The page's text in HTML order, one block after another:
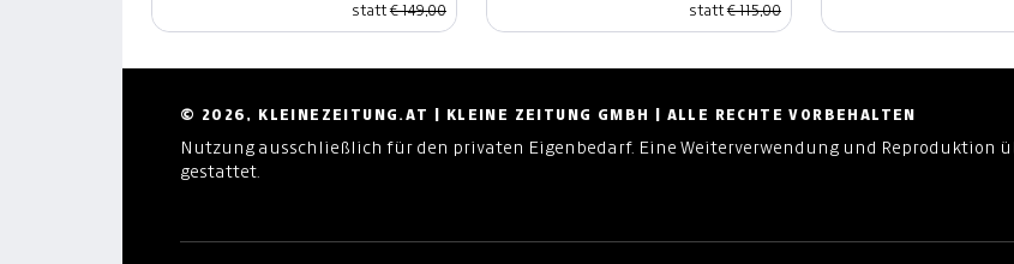
statt€ 149,00 statt€ 115,00
© 2026, KLEINEZEITUNG.AT | KLEINE ZEITUNG GMBH | ALLE RECHTE VORBEHALTEN
Nutzung ausschließlich für den privaten Eigenbedarf. Eine Weiterverwendung und Reproduktion
gestattet.